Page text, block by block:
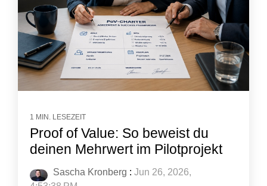
1 MIN. LESEZEIT
Proof of Value: So beweist du
deinen Mehrwert im Pilotprojekt
Sascha Kronberg : Jun 26, 2026,